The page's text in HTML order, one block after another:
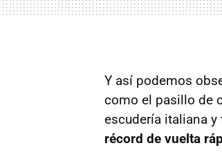
Y así podemos
como el pasillo de
escudería italiana
récord de vuelta